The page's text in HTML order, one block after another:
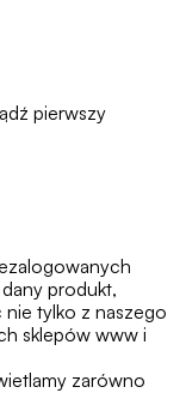
pierwszy
produkt,
tylko z naszego
sklepów www i
zarówno